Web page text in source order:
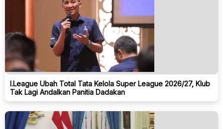
I.League Ubah Total Tata Kelola Super League 2026/27, Klub
Tak Lagi Andalkan Panitia Dadakan